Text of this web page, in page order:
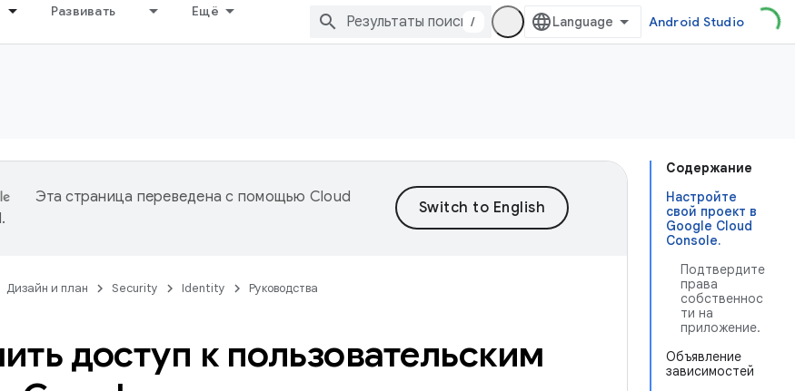
Развивать Ещё
/ Android Studio
Содержание
Настройте
свой проект в
Google Cloud
Console.
Подтвердите
права
собственнос
ти на
приложение.
Объявление
зависимостей
Эта страница переведена с помощью Cloud
.
Дизайн и план Security Identity Руководства
доступ к пользовательским